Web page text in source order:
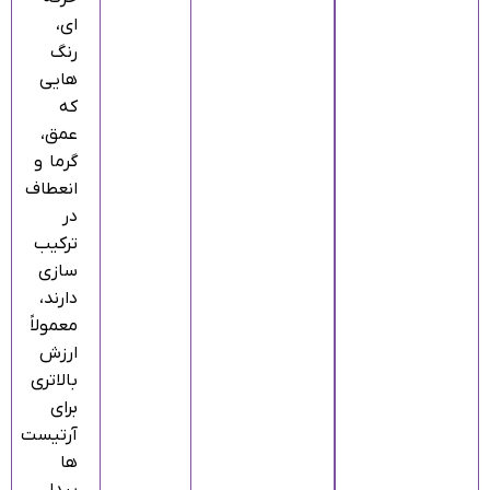
ای،
رنگ‌
هایی
که
عمق،
گرما و
انعطاف
در
ترکیب‌
سازی
دارند،
معمولاً
ارزش
بالاتری
برای
آرتیست‌
ها